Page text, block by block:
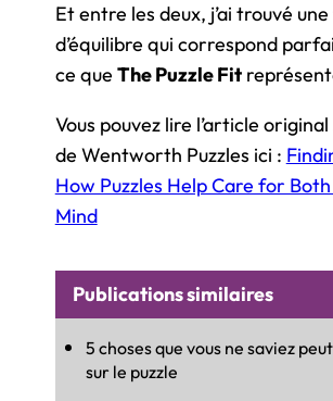
Et entre les deux, j’ai trouvé
d’équilibre qui correspond
ce que The Puzzle Fit
Vous pouvez lire l’article
de Wentworth Puzzles ici :
How Puzzles Help Care for
Mind
Publications similaires
5 choses que vous ne saviez
sur le puzzle